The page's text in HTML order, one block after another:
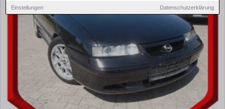
Einstellungen Datenschutzerklärung